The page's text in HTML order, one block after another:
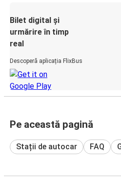
Bilet digital și
urmărire în timp
real
Descoperă aplicația FlixBus
Pe această pagină
Stații de autocar FAQ